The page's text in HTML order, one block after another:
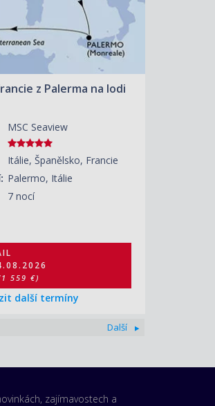
z Palerma na lodi
MSC Seaview
Itálie, Španělsko, Francie
Palermo, Itálie
7 nocí
36 030 KČ/OS.
(1 489 €)
ZOBRAZIT DETAIL
– 07.09.2026
34 340 KČ/OS.
ZOBRAZIT DETAIL
ZOBRAZIT DETAIL
– 21.09.2026
36 030 KČ/OS.
(1 489 €)
ZOBRAZIT DETAIL
ZOBRAZIT DETAIL
– 05.10.2026
24 180 KČ/OS.
(999 €)
559 €)
další termíny
Další
zajímavostech a